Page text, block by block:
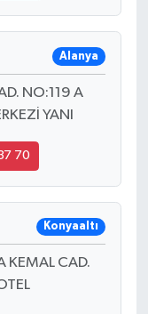
Alanya
NO:119 A
YANI
70
Konyaaltı
KEMAL CAD.